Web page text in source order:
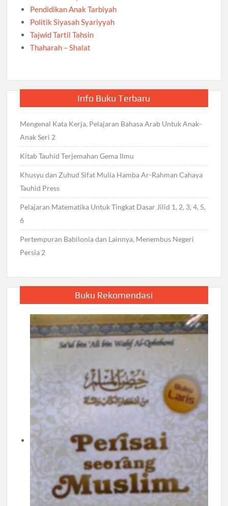
Pendidikan Anak Tarbiyah
Politik Siyasah Syariyyah
Tajwid Tartil Tahsin
Thaharah – Shalat
Info Buku Terbaru
Mengenal Kata Kerja, Pelajaran Bahasa Arab Untuk Anak-
Anak Seri 2
Kitab Tauhid Terjemahan Gema Ilmu
Khusyu dan Zuhud Sifat Mulia Hamba Ar-Rahman Cahaya
Tauhid Press
Pelajaran Matematika Untuk Tingkat Dasar Jilid 1, 2, 3, 4, 5,
6
Pertempuran Babilonia dan Lainnya, Menembus Negeri
Persia 2
Buku Rekomendasi